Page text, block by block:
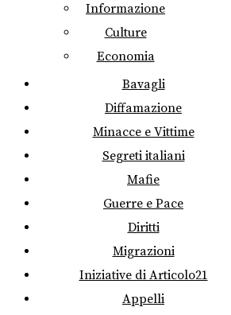
Informazione
Culture
Economia
Bavagli
Diffamazione
Minacce e Vittime
Segreti italiani
Mafie
Guerre e Pace
Diritti
Migrazioni
Iniziative di Articolo21
Appelli